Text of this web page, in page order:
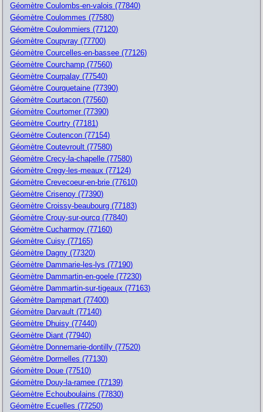
Géomètre Coulombs-en-valois (77840)
Géomètre Coulommes (77580)
Géomètre Coulommiers (77120)
Géomètre Coupvray (77700)
Géomètre Courcelles-en-bassee (77126)
Géomètre Courchamp (77560)
Géomètre Courpalay (77540)
Géomètre Courquetaine (77390)
Géomètre Courtacon (77560)
Géomètre Courtomer (77390)
Géomètre Courtry (77181)
Géomètre Coutencon (77154)
Géomètre Coutevroult (77580)
Géomètre Crecy-la-chapelle (77580)
Géomètre Cregy-les-meaux (77124)
Géomètre Crevecoeur-en-brie (77610)
Géomètre Crisenoy (77390)
Géomètre Croissy-beaubourg (77183)
Géomètre Crouy-sur-ourcq (77840)
Géomètre Cucharmoy (77160)
Géomètre Cuisy (77165)
Géomètre Dagny (77320)
Géomètre Dammarie-les-lys (77190)
Géomètre Dammartin-en-goele (77230)
Géomètre Dammartin-sur-tigeaux (77163)
Géomètre Dampmart (77400)
Géomètre Darvault (77140)
Géomètre Dhuisy (77440)
Géomètre Diant (77940)
Géomètre Donnemarie-dontilly (77520)
Géomètre Dormelles (77130)
Géomètre Doue (77510)
Géomètre Douy-la-ramee (77139)
Géomètre Echouboulains (77830)
Géomètre Ecuelles (77250)